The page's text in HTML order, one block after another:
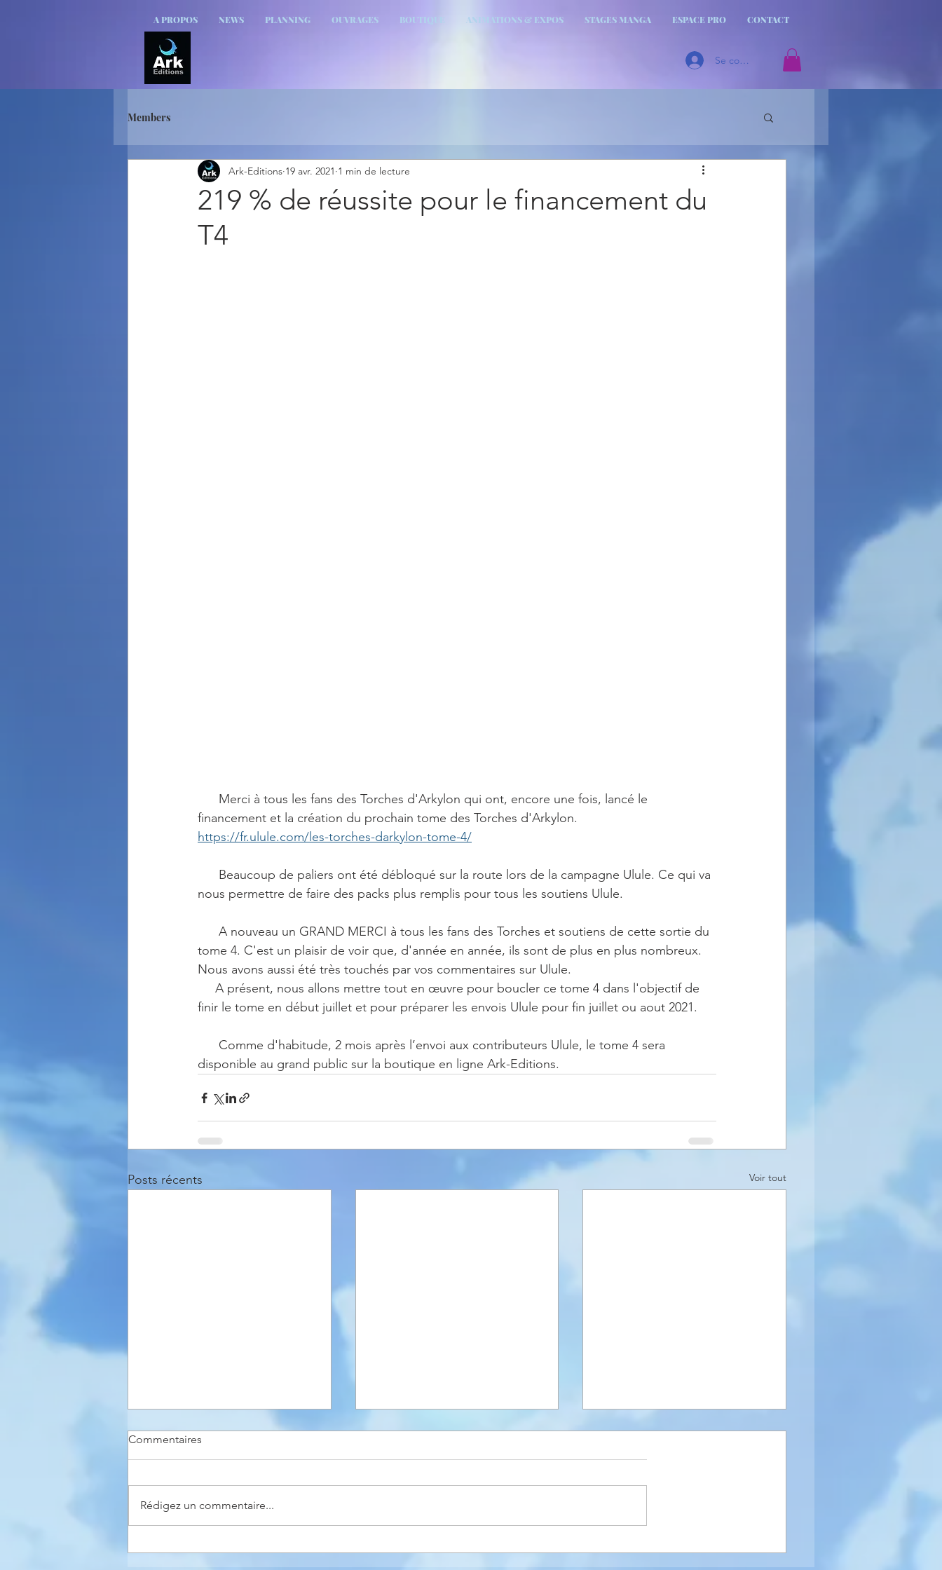
A PROPOS NEWS PLANNING OUVRAGES BOUTIQUE ANIMATIONS & EXPOS STAGES MANGA ESPACE PRO CONTACT
Se connecter
Members
219 % de réussite pour le financement du
T4
Ark-Editions 19 avr. 2021 1 min de lecture
financement et la création du prochain tome des Torches d'Arkylon.
https://fr.ulule.com/les-torches-darkylon-tome-4/
nous permettre de faire des packs plus remplis pour tous les soutiens Ulule.
tome 4. C'est un plaisir de voir que, d'année en année, ils sont de plus en plus nombreux.
Nous avons aussi été très touchés par vos commentaires sur Ulule.
finir le tome en début juillet et pour préparer les envois Ulule pour fin juillet ou aout 2021.
disponible au grand public sur la boutique en ligne Ark-Editions.
Posts récents Voir tout
SORTIE DU TOME 5
Cours Manga Estampes
EAUZE BD
Commentaires
Rédigez un commentaire...